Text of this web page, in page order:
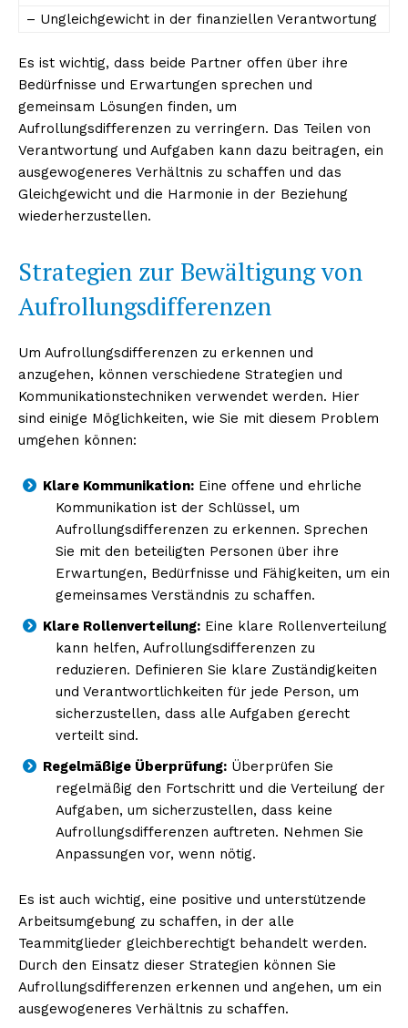
NEWSLETTER ABONNIEREN
Inhalte
– Ungleichgewicht in der finanziellen Verantwortung
Es ist wichtig, dass beide Partner offen über ihre
Bedürfnisse und Erwartungen sprechen und
gemeinsam Lösungen finden, um
Aufrollungsdifferenzen zu verringern. Das Teilen von
Verantwortung und Aufgaben kann dazu beitragen, ein
ausgewogeneres Verhältnis zu schaffen und das
Gleichgewicht und die Harmonie in der Beziehung
wiederherzustellen.
Strategien zur Bewältigung von
Aufrollungsdifferenzen
Um Aufrollungsdifferenzen zu erkennen und
anzugehen, können verschiedene Strategien und
Kommunikationstechniken verwendet werden. Hier
sind einige Möglichkeiten, wie Sie mit diesem Problem
umgehen können:
Klare Kommunikation: Eine offene und ehrliche
Kommunikation ist der Schlüssel, um
Aufrollungsdifferenzen zu erkennen. Sprechen
Sie mit den beteiligten Personen über ihre
Erwartungen, Bedürfnisse und Fähigkeiten, um ein
gemeinsames Verständnis zu schaffen.
Klare Rollenverteilung: Eine klare Rollenverteilung
kann helfen, Aufrollungsdifferenzen zu
reduzieren. Definieren Sie klare Zuständigkeiten
und Verantwortlichkeiten für jede Person, um
sicherzustellen, dass alle Aufgaben gerecht
verteilt sind.
Regelmäßige Überprüfung: Überprüfen Sie
regelmäßig den Fortschritt und die Verteilung der
Aufgaben, um sicherzustellen, dass keine
Aufrollungsdifferenzen auftreten. Nehmen Sie
Anpassungen vor, wenn nötig.
Es ist auch wichtig, eine positive und unterstützende
Arbeitsumgebung zu schaffen, in der alle
Teammitglieder gleichberechtigt behandelt werden.
Durch den Einsatz dieser Strategien können Sie
Aufrollungsdifferenzen erkennen und angehen, um ein
ausgewogeneres Verhältnis zu schaffen.